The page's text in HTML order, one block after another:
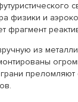
физики и
фрагмент
из
преломляют